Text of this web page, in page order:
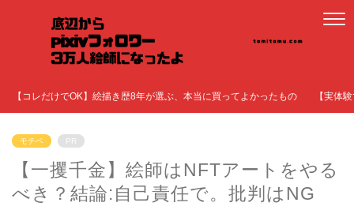
【コレだけでOK】絵描き歴8年が選ぶ、本当に買ってよかったもの 【実体
モチベ PR
【一攫千金】絵師はNFTアートをやる
べき？結論:自己責任で。批判はNG